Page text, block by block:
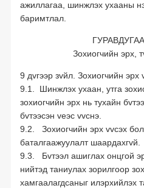
ажиллагаа, шинжлэх ухааны
баримтлал.
Зохиогчийн эрх,
9 дvгээр зvйл. Зохиогчийн эрх
9.1. Шинжлэх ухаан, утга
зохиогчийн эрх нь тухайн
бvтээсэн vеэс vvснэ.
9.2. Зохиогчийн эрх vvсэх
баталгаажуулалт шаардахгvй.
9.3. Бvтээл ашиглах онцгой
нийтэд таниулах зорилгоор
хамгаалагдсаныг илэрхийлэх